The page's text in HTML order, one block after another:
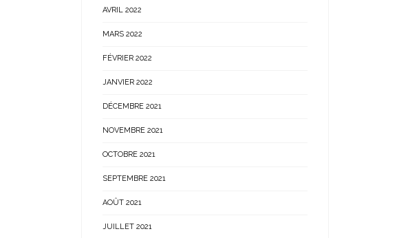
AVRIL 2022
MARS 2022
FÉVRIER 2022
JANVIER 2022
DÉCEMBRE 2021
NOVEMBRE 2021
OCTOBRE 2021
SEPTEMBRE 2021
AOÛT 2021
JUILLET 2021